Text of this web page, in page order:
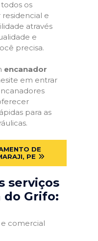
os
e
através
e
precisa.
encanador
em entrar
para as
DE
PE
serviços
do Grifo:
comercial